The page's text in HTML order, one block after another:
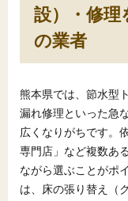
設）・修
の業者
熊本県では、節水型
漏れ修理といった急
広くなりがちです。
専門店」など複数あ
ながら選ぶことがポ
は、床の張り替え（